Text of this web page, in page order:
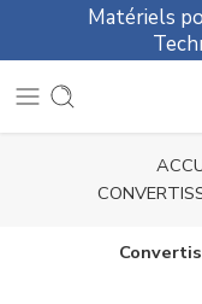
Matériels